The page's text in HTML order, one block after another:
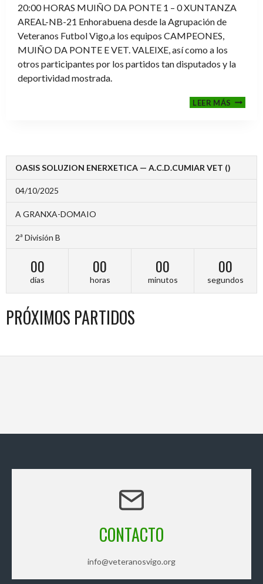
20:00 HORAS MUIÑO DA PONTE 1 – 0 XUNTANZA
AREAL-NB-21 Enhorabuena desde la Agrupación de
Veteranos Futbol Vigo,a los equipos CAMPEONES,
MUIÑO DA PONTE E VET. VALEIXE, así como a los
otros participantes por los partidos tan disputados y la
deportividad mostrada.
LEER MÁS
2024-
OASIS SOLUZION ENERXETICA — A.C.D.CUMIAR VET ()
04/10/2025
A GRANXA-DOMAIO
2ª División B
00
días
00
horas
00
minutos
00
segundos
PRÓXIMOS PARTIDOS
CONTACTO
info@veteranosvigo.org